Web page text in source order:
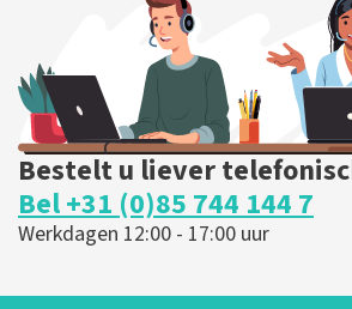
Bestelt u liever
Bel +31 (0)85 744 144 7
Werkdagen 12:00 - 17:00 uur